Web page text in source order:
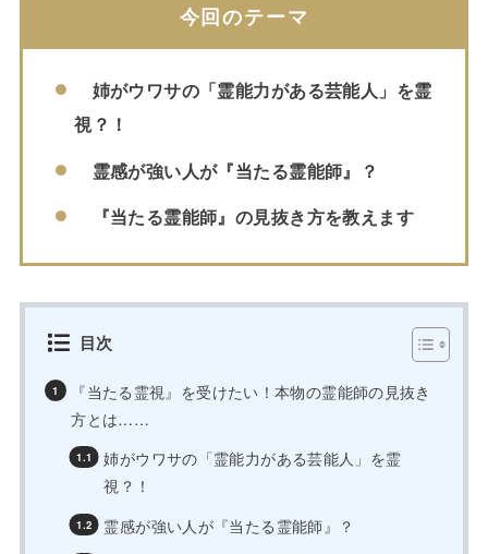
今回のテーマ
姉がウワサの「霊能力がある芸能人」を霊
視？！
霊感が強い人が『当たる霊能師』？
『当たる霊能師』の見抜き方を教えます
目次
『当たる霊視』を受けたい！本物の霊能師の見抜き
方とは……
姉がウワサの「霊能力がある芸能人」を霊
視？！
霊感が強い人が『当たる霊能師』？